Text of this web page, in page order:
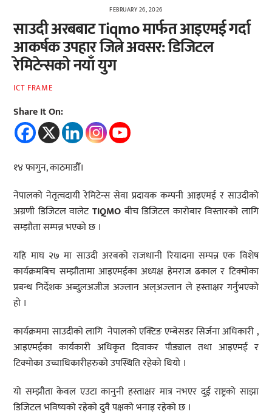
FEBRUARY 26, 2026
साउदी अरबबाट Tiqmo मार्फत आइएमई गर्दा
आकर्षक उपहार जित्ने अवसर: डिजिटल
रेमिटेन्सको नयाँ युग
ICT FRAME
Share It On:
१४ फागुन, काठमाडौँ।
नेपालको नेतृत्वदायी रेमिटेन्स सेवा प्रदायक कम्पनी आइएमई र साउदीको
अग्रणी डिजिटल वालेटTIQMOबीच डिजिटल कारोबार विस्तारको लागि
सम्झौता सम्पन्न भएको छ ।
यहि माघ २७ मा साउदी अरबको राजधानी रियादमा सम्पन्न एक विशेष
कार्यक्रमबिच सम्झौतामा आइएमईका अध्यक्ष हेमराज ढकाल र टिक्मोका
प्रबन्ध निर्देशक अब्दुलअजीज अज्लान अल्अज्लान ले हस्ताक्षर गर्नुभएको
हो ।
कार्यक्रममा साउदीको लागि नेपालको एक्टिङ एम्बेसडर सिर्जना अधिकारी ,
आइएमईका कार्यकारी अधिकृत दिवाकर पौड्याल तथा आइएमई र
टिक्मोका उच्चाधिकारीहरुको उपस्थिति रहेको थियो ।
यो सम्झौता केवल एउटा कानुनी हस्ताक्षर मात्र नभएर दुई राष्ट्रको साझा
डिजिटल भविष्यको रहेको दुवै पक्षको भनाइ रहेको छ ।